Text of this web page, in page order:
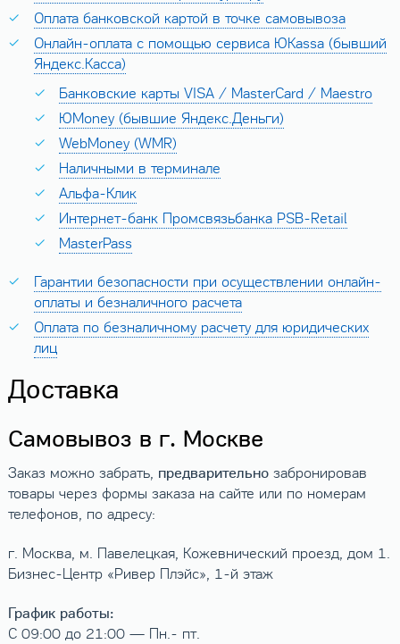
Оплата банковской картой в точке самовывоза
Онлайн-оплата с помощью сервиса ЮKassa (бывший
Яндекс.Касса)
Банковские карты VISA / MasterCard / Maestro
ЮMoney (бывшие Яндекс.Деньги)
WebMoney (WMR)
Наличными в терминале
Альфа-Клик
Интернет-банк Промсвязьбанка PSB-Retail
MasterPass
Гарантии безопасности при осуществлении онлайн-
оплаты и безналичного расчета
Оплата по безналичному расчету для юридических
лиц
Доставка
Самовывоз в г. Москве
Заказ можно забрать, предварительнозабронировав
товары через формы заказа на сайте или по номерам
телефонов, по адресу:
г. Москва, м. Павелецкая, Кожевнический проезд, дом 1.
Бизнес-Центр «Ривер Плэйс», 1-й этаж
График работы:
С 09:00 до 21:00 — Пн.- пт.